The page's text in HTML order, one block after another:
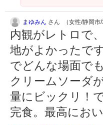
まゆみん さん （女性/静岡市/
内観がレトロで
地がよかったで
でどんな場面で
クリームソーダ
量にビックリ！
完食。最高にお